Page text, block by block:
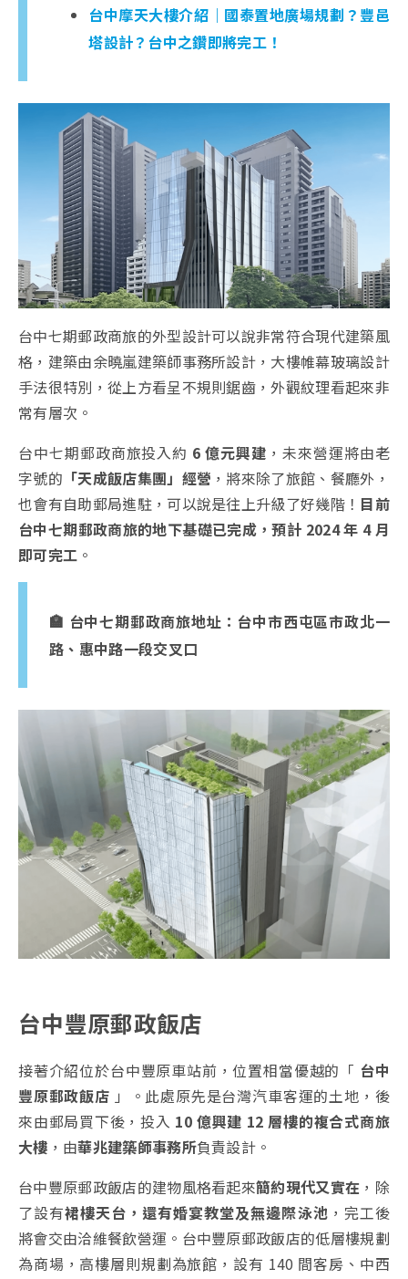
台中摩天大樓介紹｜國泰置地廣場規劃？豐邑
塔設計？台中之鑽即將完工！
台中七期郵政商旅的外型設計可以說非常符合現代建築風
格，建築由余曉嵐建築師事務所設計，大樓帷幕玻璃設計
手法很特別，從上方看呈不規則鋸齒，外觀紋理看起來非
常有層次。
台中七期郵政商旅投入約 6 億元興建 ，未來營運將由老
字號的 「天成飯店集團」經營 ，將來除了旅館、餐廳外，
也會有自助郵局進駐，可以說是往上升級了好幾階！ 目前
台中七期郵政商旅的地下基礎已完成，預計 2024 年 4 月
即可完工 。
🏣 台中七期郵政商旅地址：台中市西屯區市政北一
路、惠中路一段交叉口
台中豐原郵政飯店
接著介紹位於台中豐原車站前，位置相當優越的「 台中
豐原郵政飯店 」。此處原先是台灣汽車客運的土地，後
來由郵局買下後，投入 10 億興建 12 層樓的複合式商旅
大樓 ，由華兆建築師事務所負責設計。
台中豐原郵政飯店的建物風格看起來簡約現代又實在 ，除
了設有裙樓天台，還有婚宴教堂及無邊際泳池 ，完工後
將會交由洽維餐飲營運。台中豐原郵政飯店的低層樓規劃
為商場，高樓層則規劃為旅館，設有 140 間客房、中西